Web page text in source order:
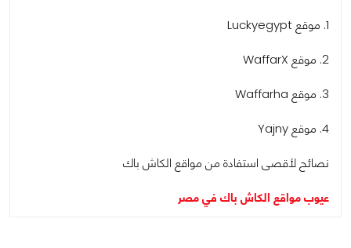
1. موقع Luckyegypt
2. موقع WaffarX
3. موقع Waffarha
4. موقع Yajny
نصائح لأقصى استفادة من مواقع الكاش باك
عيوب مواقع الكاش باك في مصر